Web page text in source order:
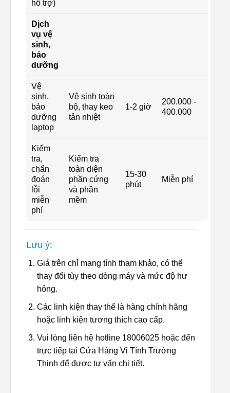
hỗ trợ)
Dịch
vụ vệ
sinh,
bảo
dưỡng
Vệ
sinh,
bảo
dưỡng
laptop
Vệ sinh toàn
bộ, thay keo
tản nhiệt
1-2 giờ
200.000 -
400.000
Kiểm
tra,
chẩn
đoán
lỗi
miễn
phí
Kiểm tra
toàn diện
phần cứng
và phần
mềm
15-30
phút
Miễn phí
Lưu ý:
Giá trên chỉ mang tính tham khảo, có thể
thay đổi tùy theo dòng máy và mức độ hư
hỏng.
Các linh kiện thay thế là hàng chính hãng
hoặc linh kiện tương thích cao cấp.
Vui lòng liên hệ hotline 18006025 hoặc đến
trực tiếp tại Cửa Hàng Vi Tính Trường
Thịnh để được tư vấn chi tiết.